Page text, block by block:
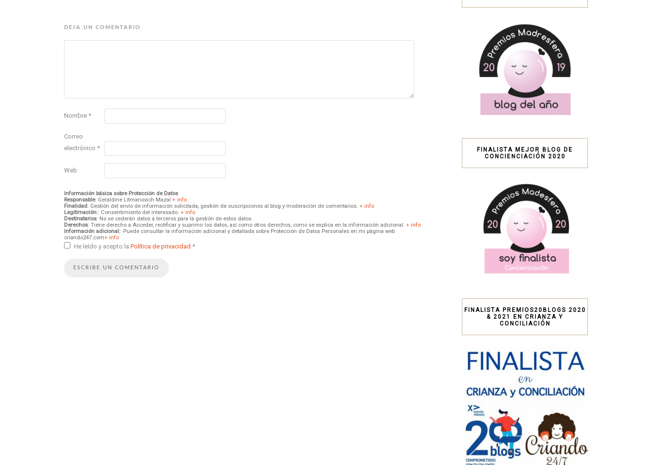
DEJA UN COMENTARIO
Nombre *
Correo
electrónico *
Web
Información básica sobre Protección de Datos
Responsable: Geraldine Litmanovich Mazal + info
Finalidad: Gestión del envío de información solicitada, gestión de suscripciones al blog y moderación de comentarios. + info
Legitimación:: Consentimiento del interesado. + info
Destinatarios: No se cederán datos a terceros para la gestión de estos datos.
Derechos: Tiene derecho a Acceder, rectificar y suprimir los datos, así como otros derechos, como se explica en la información adicional. + info
Información adicional:: Puede consultar la información adicional y detallada sobre Protección de Datos Personales en mi página web
criando247.com+ info
He leído y acepto la Política de privacidad *
FINALISTA MEJOR BLOG DE
CONCIENCIACIÓN 2020
FINALISTA PREMIOS20BLOGS 2020
& 2021 EN CRIANZA Y
CONCILIACIÓN